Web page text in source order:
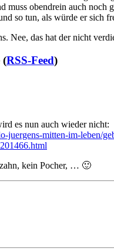
muss obendrein auch noch
so tun, als würde er sich
Nee, das hat der nicht
(RSS-Feed)
es nun auch wieder nicht:
juergens-mitten-im-leben/
kein Pocher, … 🙂